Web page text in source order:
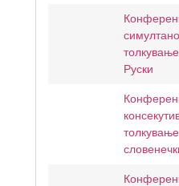
симултано
Руски